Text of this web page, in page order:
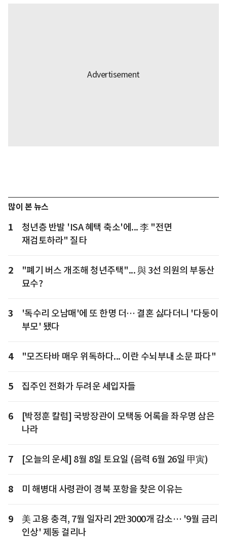
많이 본 뉴스
1
청년층 반발 'ISA 혜택 축소'에... 李 "전면
재검토하라" 질타
2
"폐기 버스 개조해 청년주택"... 與 3선 의원의 부동산
묘수?
3
'독수리 오남매'에 또 한명 더… 결혼 싫다더니 '다둥이
부모' 됐다
4 "모즈타바 매우 위독하다... 이란 수뇌부내 소문 파다"
5 집주인 전화가 두려운 세입자들
6
[박정훈 칼럼] 국방장관이 모택동 어록을 좌우명 삼은
나라
7 [오늘의 운세] 8월 8일 토요일 (음력 6월 26일 甲寅)
8 미 해병대 사령관이 경북 포항을 찾은 이유는
9
美 고용 충격, 7월 일자리 2만3000개 감소… '9월 금리
인상' 제동 걸리나